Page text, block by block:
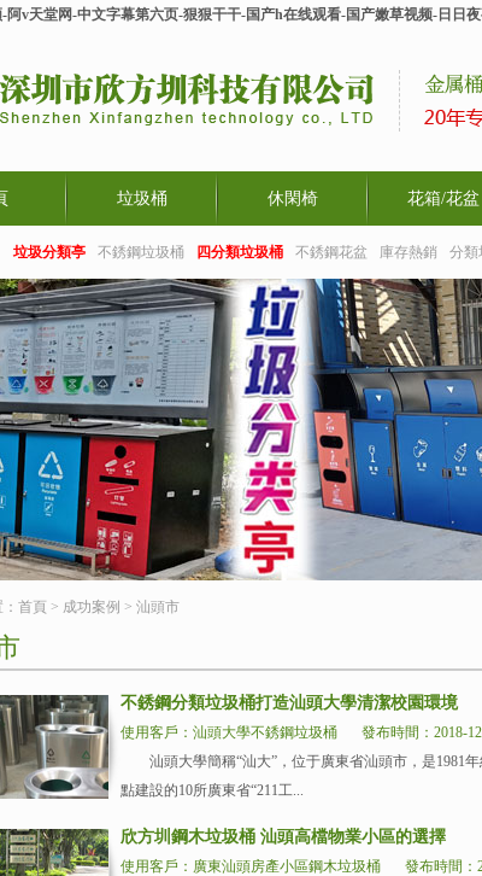
v天堂网-中文字幕第六页-狠狠干干-国产h在线观看-国产嫩草视频-日
垃圾桶 休閑椅 花箱/花盆
垃圾分類亭 不銹鋼垃圾桶 四分類垃圾桶 不銹鋼花盆 庫存熱銷 分類
首頁 > 成功案例 > 汕頭市
不銹鋼分類垃圾桶打造汕頭大學清潔校園環境
使用客戶：汕頭大學不銹鋼垃圾桶
發布時間：2018-
汕頭大學簡稱“汕大”，位于廣東省汕頭市，是1981年
點建設的10所廣東省“211工...
欣方圳鋼木垃圾桶 汕頭高檔物業小區的選擇
使用客戶：廣東汕頭房產小區鋼木垃圾桶
發布時間：